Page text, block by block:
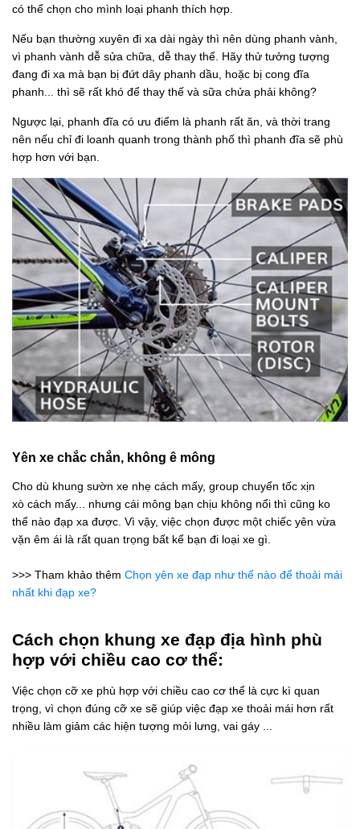
có thể chọn cho mình loại phanh thích hợp.
Nếu bạn thường xuyên đi xa dài ngày thì nên dùng phanh vành,
vì phanh vành dễ sửa chữa, dễ thay thế. Hãy thử tưởng tượng
đang đi xa mà bạn bị đứt dây phanh dầu, hoặc bị cong đĩa
phanh... thì sẽ rất khó để thay thế và sữa chửa phải không?
Ngược lại, phanh đĩa có ưu điểm là phanh rất ăn, và thời trang
nên nếu chỉ đi loanh quanh trong thành phố thì phanh đĩa sẽ phù
hợp hơn với bạn.
Yên xe chắc chắn, không ê mông
Cho dù khung sườn xe nhẹ cách mấy, group chuyển tốc xịn
xò cách mấy... nhưng cái mông bạn chịu không nổi thì cũng ko
thể nào đạp xa được. Vì vậy, việc chọn được một chiếc yên vừa
vặn êm ái là rất quan trọng bất kể bạn đi loại xe gì.
>>> Tham khảo thêm Chọn yên xe đạp như thế nào để thoải mái
nhất khi đạp xe?
Cách chọn khung xe đạp địa hình phù
hợp với chiều cao cơ thể:
Việc chọn cỡ xe phù hợp với chiều cao cơ thể là cực kì quan
trọng, vì chọn đúng cỡ xe sẽ giúp việc đạp xe thoải mái hơn rất
nhiều làm giảm các hiện tượng mỏi lưng, vai gáy ...